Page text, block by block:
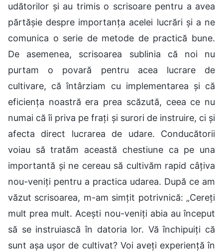
udătorilor și au trimis o scrisoare pentru a avea
părtășie despre importanța acelei lucrări și a ne
comunica o serie de metode de practică bune.
De asemenea, scrisoarea sublinia că noi nu
purtam o povară pentru acea lucrare de
cultivare, că întârziam cu implementarea și că
eficiența noastră era prea scăzută, ceea ce nu
numai că îi priva pe frați și surori de instruire, ci și
afecta direct lucrarea de udare. Conducătorii
voiau să tratăm această chestiune ca pe una
importantă și ne cereau să cultivăm rapid câțiva
nou-veniți pentru a practica udarea. După ce am
văzut scrisoarea, m-am simțit potrivnică: „Cereți
mult prea mult. Acești nou-veniți abia au început
să se instruiască în datoria lor. Vă închipuiți că
sunt așa ușor de cultivat? Voi aveți experiență în